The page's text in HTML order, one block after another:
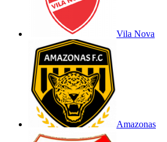
Vila Nova
Amazonas